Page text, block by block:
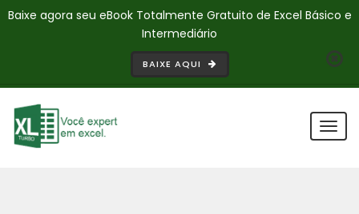
Baixe agora seu eBook Totalmente Gratuito de Excel Básico e
Intermediário
BAIXE AQUI